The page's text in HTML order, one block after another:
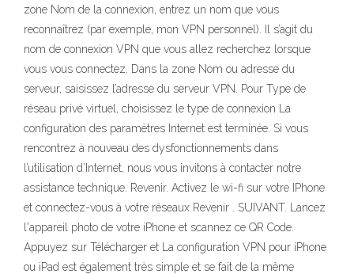
zone Nom de la connexion, entrez un nom que vous
reconnaîtrez (par exemple, mon VPN personnel). Il s’agit du
nom de connexion VPN que vous allez recherchez lorsque
vous vous connectez. Dans la zone Nom ou adresse du
serveur, saisissez l’adresse du serveur VPN. Pour Type de
réseau privé virtuel, choisissez le type de connexion La
configuration des paramètres Internet est terminée. Si vous
rencontrez à nouveau des dysfonctionnements dans
l’utilisation d’Internet, nous vous invitons à contacter notre
assistance technique. Revenir. Activez le wi-fi sur votre IPhone
et connectez-vous à votre réseaux Revenir . SUIVANT. Lancez
l'appareil photo de votre iPhone et scannez ce QR Code.
Appuyez sur Télécharger et La configuration VPN pour iPhone
ou iPad est également très simple et se fait de la même